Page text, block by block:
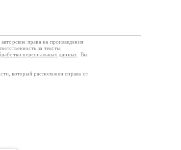
авторские права на произведения
за тексты
персональных данных
. Вы
который расположен справа от